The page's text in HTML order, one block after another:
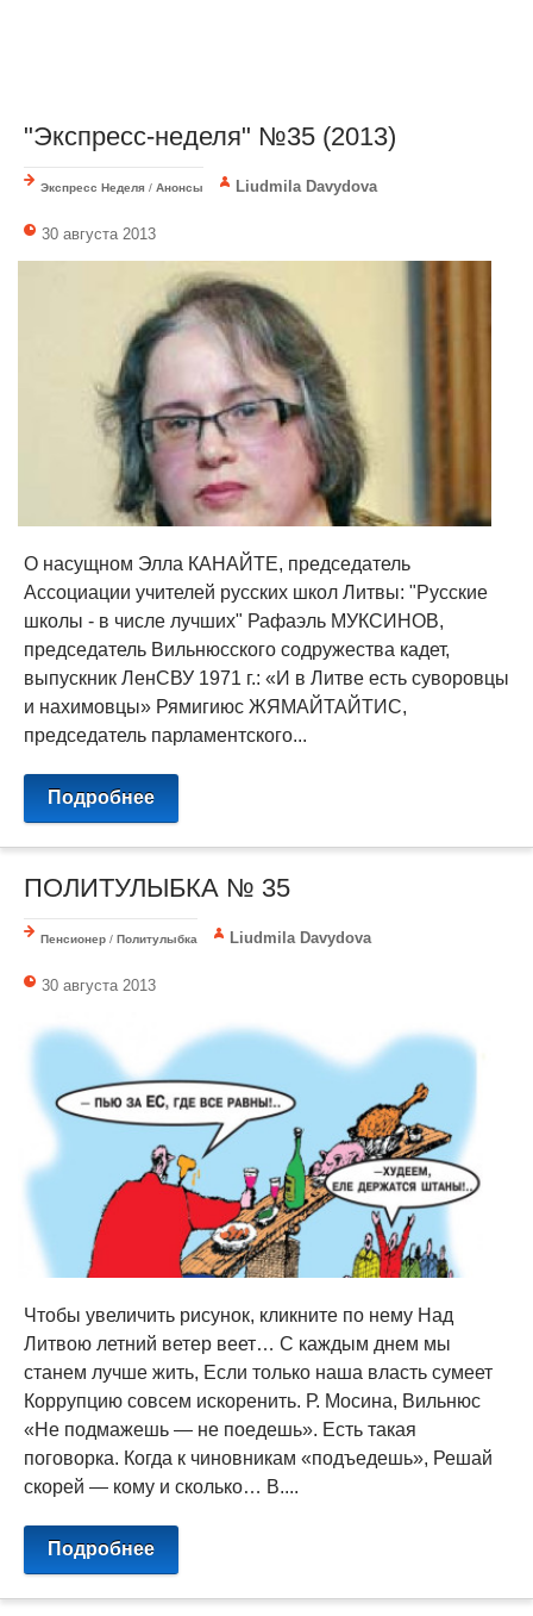
"Экспресс-неделя" №35 (2013)
Экспресс Неделя / Анонсы Liudmila Davydova
30 августа 2013
О насущном Элла КАНАЙТЕ, председатель
Ассоциации учителей русских школ Литвы: "Русские
школы - в числе лучших" Рафаэль МУКСИНОВ,
председатель Вильнюсского содружества кадет,
выпускник ЛенСВУ 1971 г.: «И в Литве есть суворовцы
и нахимовцы» Рямигиюс ЖЯМАЙТАЙТИС,
председатель парламентского...
Подробнее
ПОЛИТУЛЫБКА № 35
Пенсионер / Политулыбка Liudmila Davydova
30 августа 2013
Чтобы увеличить рисунок, кликните по нему Над
Литвою летний ветер веет… С каждым днем мы
станем лучше жить, Если только наша власть сумеет
Коррупцию совсем искоренить. Р. Мосина, Вильнюс
«Не подмажешь — не поедешь». Есть такая
поговорка. Когда к чиновникам «подъедешь», Решай
скорей — кому и сколько… В....
Подробнее